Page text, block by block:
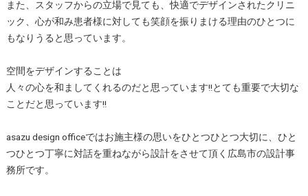
また、スタッフからの立場で見ても、快適でデザインされたクリニ
ック、心が和み患者様に対しても笑顔を振りまける理由のひとつに
もなりうると思っています。
空間をデザインすることは
人々の心を和ましてくれるのだと思っています!!とても重要で大切な
ことだと思っています!!
asazu design officeではお施主様の思いをひとつひとつ大切に、ひと
つひとつ丁寧に対話を重ねながら設計をさせて頂く広島市の設計事
務所です。